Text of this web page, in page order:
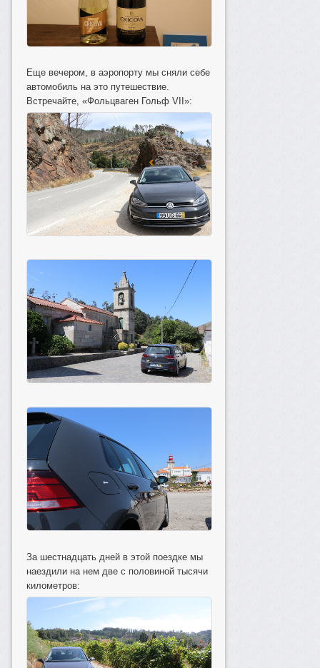
Еще вечером, в аэропорту мы сняли себе
автомобиль на это путешествие.
Встречайте, «Фольцваген Гольф VII»:
За шестнадцать дней в этой поездке мы
наездили на нем две с половиной тысячи
километров: